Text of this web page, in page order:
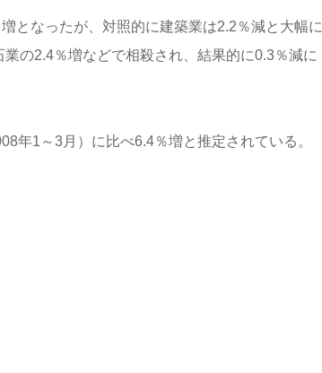
となったが、対照的に建築業は2.2％減と大幅に
の2.4％増などで相殺され、結果的に0.3％減に
年1～3月）に比べ6.4％増と推定されている。